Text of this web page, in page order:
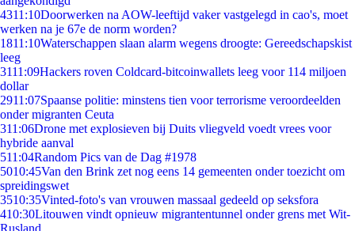
4311:10Doorwerken na AOW-leeftijd vaker vastgelegd in cao's, moet
werken na je 67e de norm worden?
1811:10Waterschappen slaan alarm wegens droogte: Gereedschapskist
leeg
3111:09Hackers roven Coldcard-bitcoinwallets leeg voor 114 miljoen
dollar
2911:07Spaanse politie: minstens tien voor terrorisme veroordeelden
onder migranten Ceuta
311:06Drone met explosieven bij Duits vliegveld voedt vrees voor
hybride aanval
511:04Random Pics van de Dag #1978
5010:45Van den Brink zet nog eens 14 gemeenten onder toezicht om
spreidingswet
3510:35Vinted-foto's van vrouwen massaal gedeeld op seksfora
410:30Litouwen vindt opnieuw migrantentunnel onder grens met Wit-
Rusland